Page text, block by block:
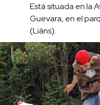
Está situada en la
Guevara, en el
(Liáns).